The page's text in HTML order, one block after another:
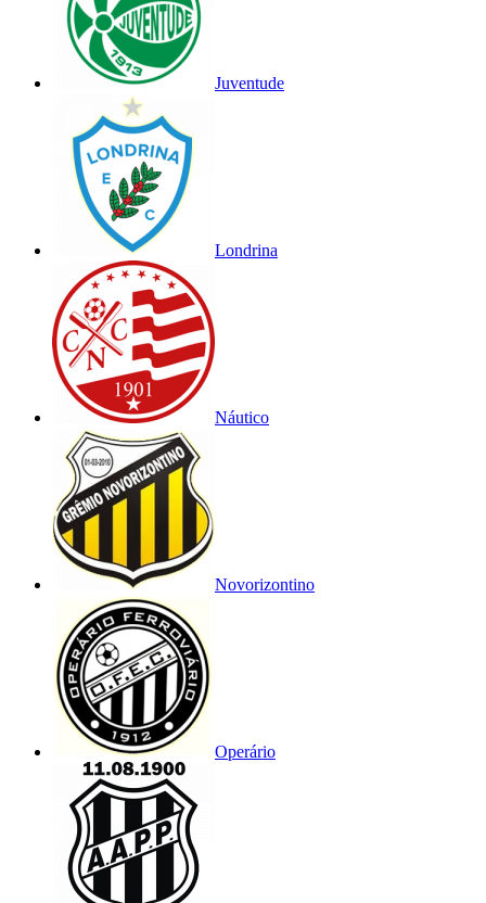
Juventude
Londrina
Náutico
Novorizontino
Operário